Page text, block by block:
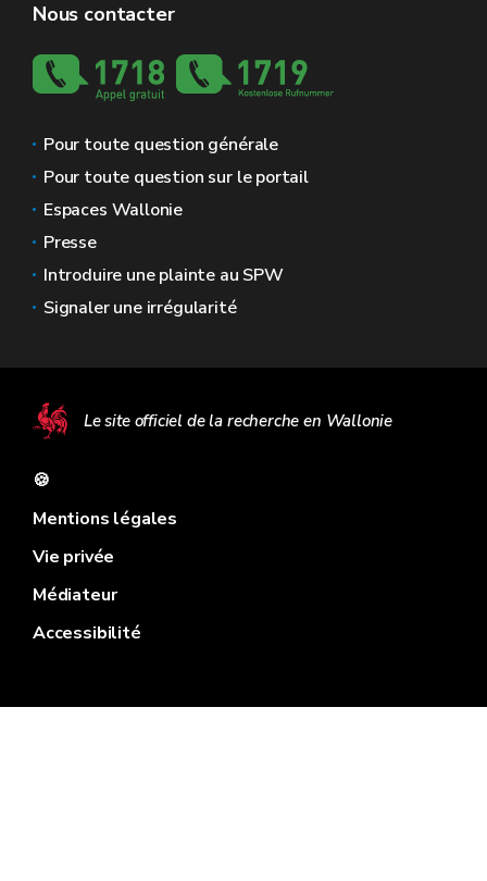
Nous contacter
Pour toute question générale
Pour toute question sur le portail
Espaces Wallonie
Presse
Introduire une plainte au SPW
Signaler une irrégularité
Le site officiel de la recherche en Wallonie
🍪
Mentions légales
Vie privée
Médiateur
Accessibilité